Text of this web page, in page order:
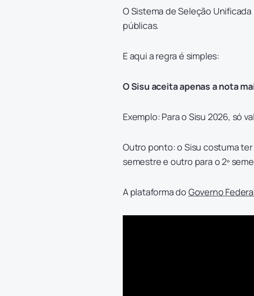
O Sistema de Seleção
públicas.
E aqui a regra é simples:
O Sisu aceita apenas a nota
Exemplo: Para o Sisu 2026, só
Outro ponto: o Sisu costuma
semestre e outro para o 2º
A plataforma do Governo